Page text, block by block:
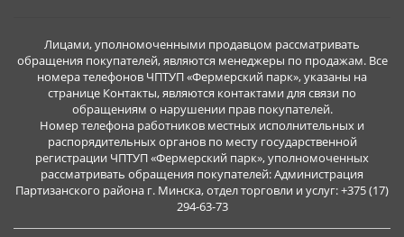
Лицами, уполномоченными продавцом рассматривать
обращения покупателей, являются менеджеры по продажам. Все
номера телефонов ЧПТУП «Фермерский парк», указаны на
странице Контакты, являются контактами для связи по
обращениям о нарушении прав покупателей.
Номер телефона работников местных исполнительных и
распорядительных органов по месту государственной
регистрации ЧПТУП «Фермерский парк», уполномоченных
рассматривать обращения покупателей: Администрация
Партизанского района г. Минска, отдел торговли и услуг: +375 (17)
294-63-73